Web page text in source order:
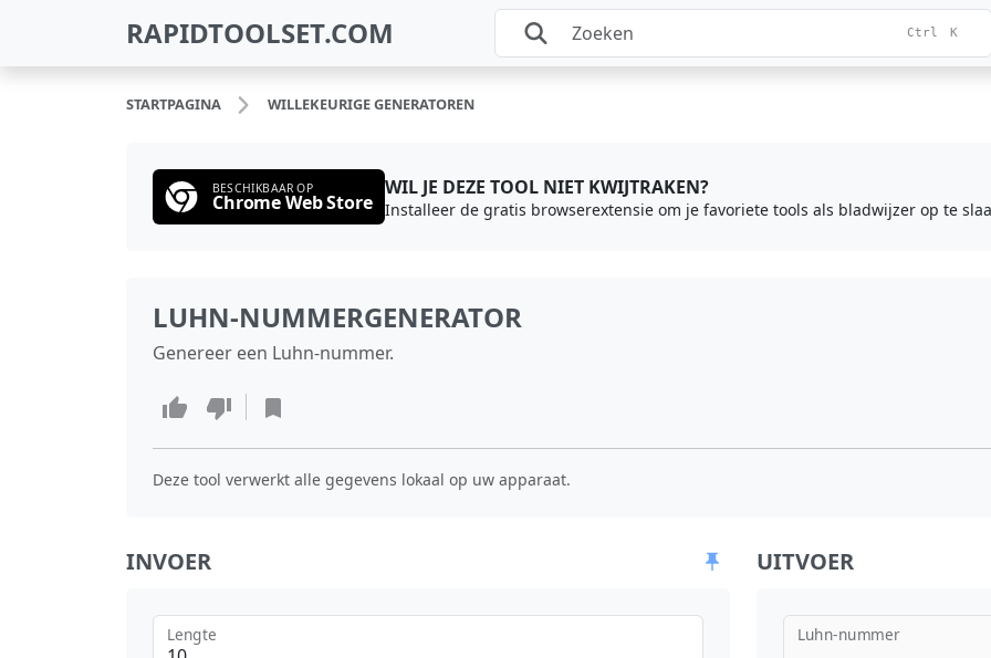
RAPIDTOOLSET.COM Ctrl K
STARTPAGINA WILLEKEURIGE GENERATOREN
BESCHIKBAAR OP
Chrome Web Store
WIL JE DEZE TOOL NIET KWIJTRAKEN?
Installeer de gratis browserextensie om je favoriete tools als bladwijzer op te
LUHN-NUMMERGENERATOR
Genereer een Luhn-nummer.
Deze tool verwerkt alle gegevens lokaal op uw apparaat.
INVOER
Lengte
UITVOER
Luhn-nummer